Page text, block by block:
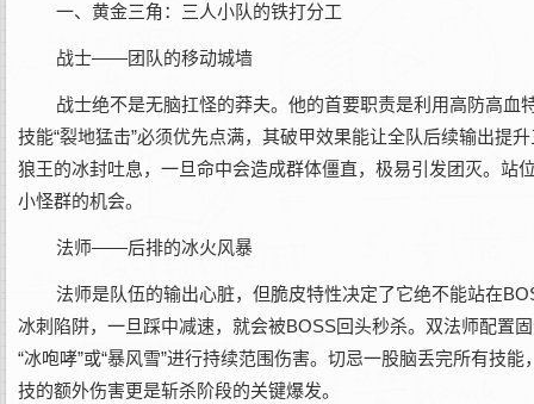
一、黄金三角：三人小队的铁打分工
战士——团队的移动城墙
战士绝不是无脑扛怪的莽夫。他的首要职责是利用高防高
技能“裂地猛击”必须优先点满，其破甲效果能让全队后续输出提
狼王的冰封吐息，一旦命中会造成群体僵直，极易引发团灭。
小怪群的机会。
法师——后排的冰火风暴
法师是队伍的输出心脏，但脆皮特性决定了它绝不能站在
冰刺陷阱，一旦踩中减速，就会被BOSS回头秒杀。双法师配置
“冰咆哮”或“暴风雪”进行持续范围伤害。切忌一股脑丢完所有技
技的额外伤害更是斩杀阶段的关键爆发。